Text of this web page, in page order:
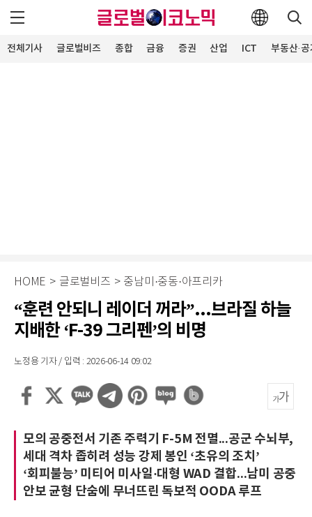
전체기사 글로벌비즈 종합 금융 증권 산업 ICT 부동산·
HOME > 글로벌비즈 > 중남미·중동·아프리카
“훈련 안되니 레이더 꺼라”...브라질 하늘
지배한 ‘F-39 그리펜’의 비명
노정용 기자 / 입력 : 2026-06-14 09:02
모의 공중전서 기존 주력기 F-5M 전멸...공군 수뇌부,
세대 격차 좁히려 성능 강제 봉인 ‘초유의 조치’
‘회피불능’ 미티어 미사일·대형 WAD 결합...남미 공중
안보 균형 단숨에 무너뜨린 독보적 OODA 루프